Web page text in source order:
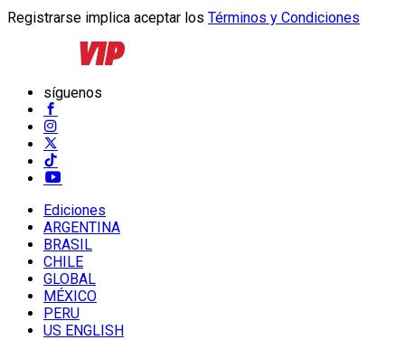
Registrarse implica aceptar los Términos y Condiciones
síguenos
Ediciones
ARGENTINA
BRASIL
CHILE
GLOBAL
MÉXICO
PERU
US ENGLISH